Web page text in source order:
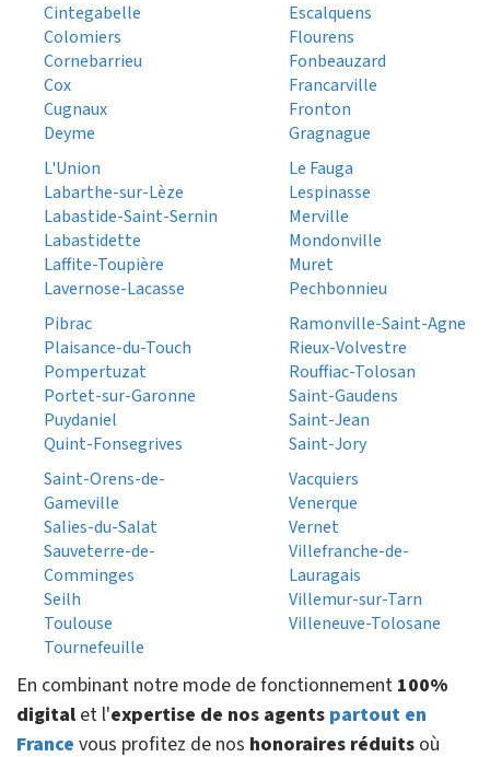
Cintegabelle
Colomiers
Cornebarrieu
Cox
Cugnaux
Deyme
Escalquens
Flourens
Fonbeauzard
Francarville
Fronton
Gragnague
L'Union
Labarthe-sur-Lèze
Labastide-Saint-Sernin
Labastidette
Laffite-Toupière
Lavernose-Lacasse
Le Fauga
Lespinasse
Merville
Mondonville
Muret
Pechbonnieu
Pibrac
Plaisance-du-Touch
Pompertuzat
Portet-sur-Garonne
Puydaniel
Quint-Fonsegrives
Ramonville-Saint-Agne
Rieux-Volvestre
Rouffiac-Tolosan
Saint-Gaudens
Saint-Jean
Saint-Jory
Saint-Orens-de-
Gameville
Salies-du-Salat
Sauveterre-de-
Comminges
Seilh
Toulouse
Tournefeuille
Vacquiers
Venerque
Vernet
Villefranche-de-
Lauragais
Villemur-sur-Tarn
Villeneuve-Tolosane
En combinant notre mode de fonctionnement 100%
digital et l'expertise de nos agents partout en
France vous profitez de nos honoraires réduits où